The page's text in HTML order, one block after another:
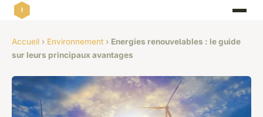
Accueil › Environnement › Energies renouvelables : le guide
sur leurs principaux avantages